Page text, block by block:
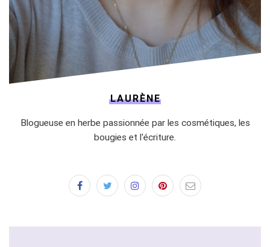
LAURÈNE
Blogueuse en herbe passionnée par les cosmétiques, les
bougies et l'écriture.